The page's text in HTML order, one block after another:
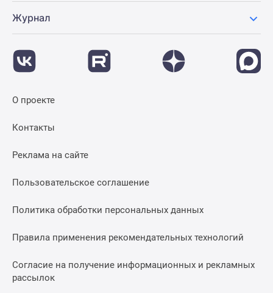
Журнал
О проекте
Контакты
Реклама на сайте
Пользовательское соглашение
Политика обработки персональных данных
Правила применения рекомендательных технологий
Согласие на получение информационных и рекламных
рассылок